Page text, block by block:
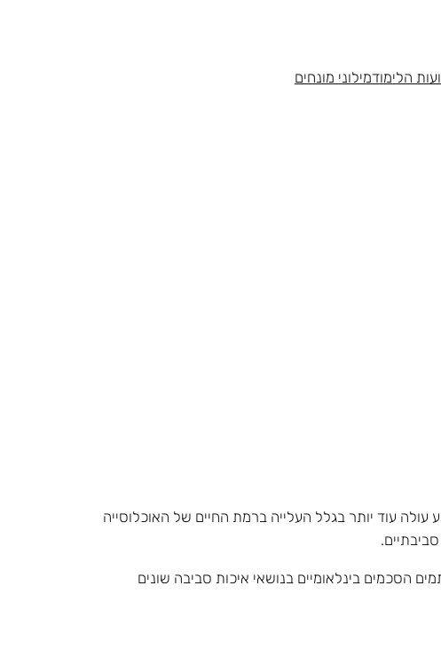
הלימודמילוני מונחים
עוד יותר בגלל העלייה ברמת החיים של האוכלוסייה
הסכמים בינלאומיים בנושאי איכות סביבה שונים